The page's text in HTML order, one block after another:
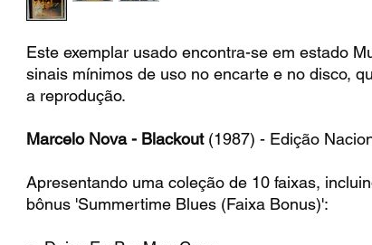
Este exemplar usado encontra-se em estado
sinais mínimos de uso no encarte e no disco,
a reprodução.
Marcelo Nova - Blackout(1987) - Edição
Apresentando uma coleção de 10 faixas,
bônus 'Summertime Blues (Faixa Bonus)':